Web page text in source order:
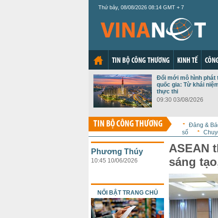
Thứ bảy, 08/08/2026 08:14 GMT + 7
TIN BỘ CÔNG THƯƠNG KINH TẾ
Đổi mới mô hình phát
quốc gia: Từ khái
thực thi
09:30 03/08/2026
TIN BỘ CÔNG THƯƠNG Đảng &
số
ASEAN
sáng
Phương Thúy
10:45 10/06/2026
NỔI BẬT TRANG CHỦ